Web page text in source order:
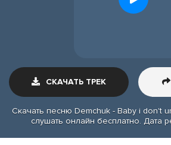
СКАЧАТЬ ТРЕК
Скачать песню Demchuk - Baby i don't
слушать онлайн бесплатно. Дата